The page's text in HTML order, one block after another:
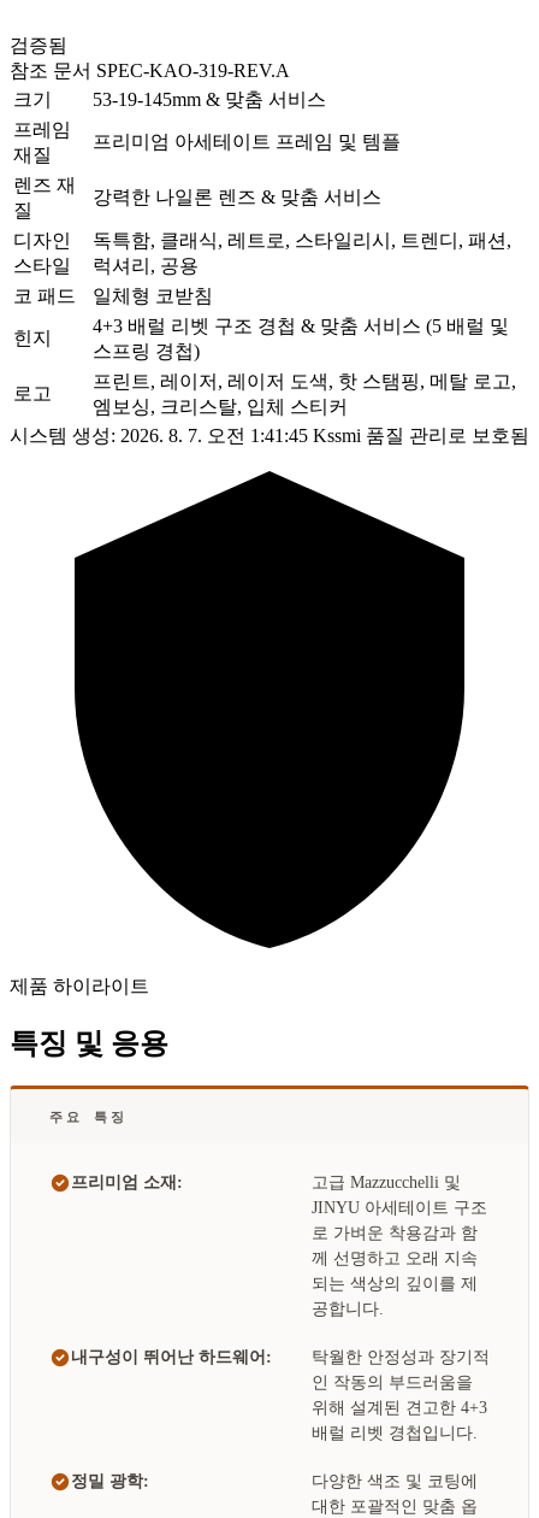
검증됨
참조 문서 SPEC-KAO-319-REV.A
크기
53-19-145mm & 맞춤 서비스
프레임
재질
프리미엄 아세테이트 프레임 및 템플
렌즈 재
질
강력한 나일론 렌즈 & 맞춤 서비스
디자인
스타일
독특함, 클래식, 레트로, 스타일리시, 트렌디, 패션,
럭셔리, 공용
코 패드
일체형 코받침
힌지
4+3 배럴 리벳 구조 경첩 & 맞춤 서비스 (5 배럴 및
스프링 경첩)
로고
프린트, 레이저, 레이저 도색, 핫 스탬핑, 메탈 로고,
엠보싱, 크리스탈, 입체 스티커
시스템 생성: 2026. 8. 7. 오전 1:41:45 Kssmi 품질 관리로 보호됨
제품 하이라이트
특징 및 응용
주요 특징
프리미엄 소재:
고급 Mazzucchelli 및
JINYU 아세테이트 구조
로 가벼운 착용감과 함
께 선명하고 오래 지속
되는 색상의 깊이를 제
공합니다.
내구성이 뛰어난 하드웨어:
탁월한 안정성과 장기적
인 작동의 부드러움을
위해 설계된 견고한 4+3
배럴 리벳 경첩입니다.
정밀 광학:
다양한 색조 및 코팅에
대한 포괄적인 맞춤 옵